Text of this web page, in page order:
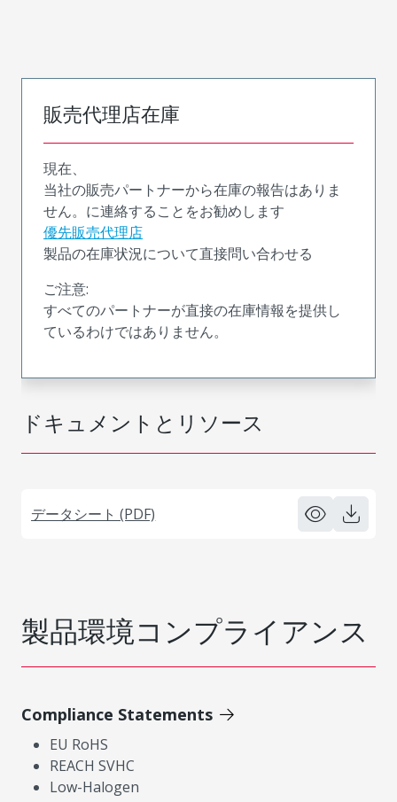
ドキュメントとリソース
データシート (PDF)
販売代理店在庫
現在、
当社の販売パートナーから在庫の報告はありま
せん。に連絡することをお勧めします
優先販売代理店
製品の在庫状況について直接問い合わせる
ご注意:
すべてのパートナーが直接の在庫情報を提供し
ているわけではありません。
製品環境コンプライアンス
Compliance Statements
EU RoHS
REACH SVHC
Low-Halogen